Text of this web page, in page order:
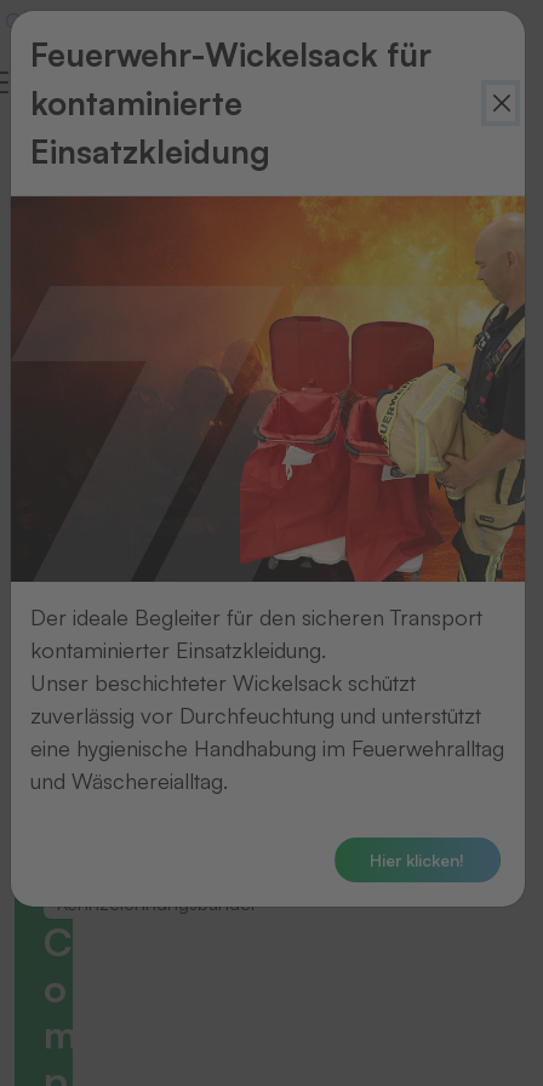
Zurück
Kennzeichnungsbänder
C
o
m
Feuerwehr-Wickelsack für
kontaminierte
Einsatzkleidung
Der ideale Begleiter für den sicheren Transport
kontaminierter Einsatzkleidung.
Unser beschichteter Wickelsack schützt
zuverlässig vor Durchfeuchtung und unterstützt
eine hygienische Handhabung im Feuerwehralltag
und Wäschereialltag.
Hier klicken!